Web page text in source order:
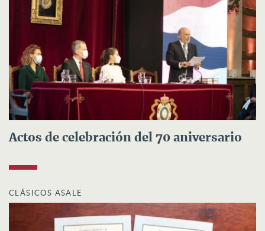
Actos de celebración del 70 aniversario
CLÁSICOS ASALE